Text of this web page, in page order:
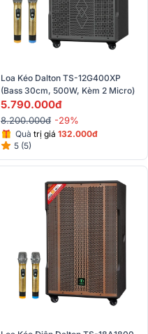
Loa Kéo Dalton TS-12G400XP
(Bass 30cm, 500W, Kèm 2 Micro)
5.790.000đ
8.200.000đ -29%
Quà trị giá 132.000đ
5 (5)